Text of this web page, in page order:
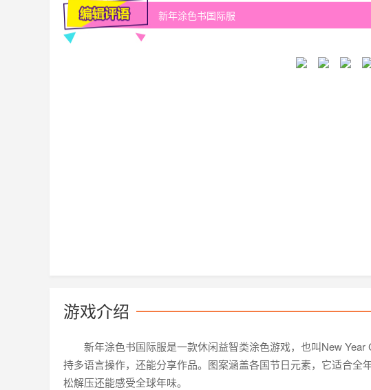
新年涂色书国际服
游戏介绍
新年涂色书国际服是一款休闲益智类涂色游戏，也叫New
持多语言操作，还能分享作品。图案涵盖各国节日元素，它适合全
松解压还能感受全球年味。